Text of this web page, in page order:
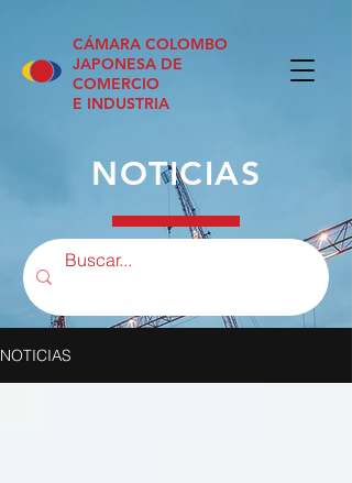
CÁMARA COLOMBO
JAPONESA DE
COMERCIO
E INDUSTRIA
NOTICIAS
NOTICIAS